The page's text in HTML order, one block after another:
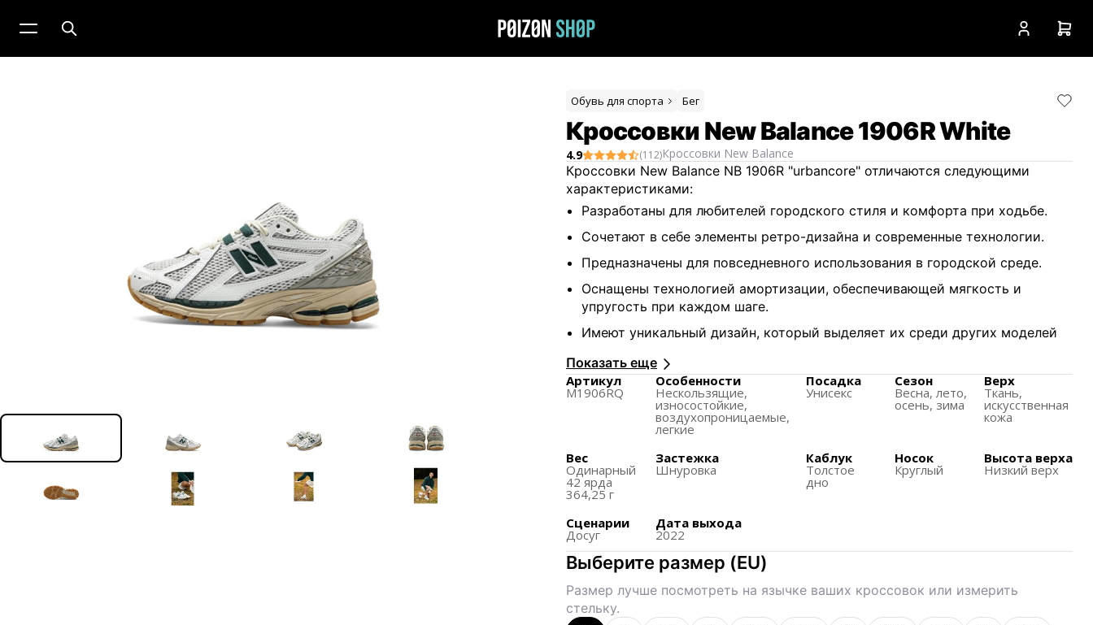
Обувь для спорта Бег
Кроссовки New Balance 1906R White
4.9 (112)Кроссовки New Balance
Кроссовки New Balance NB 1906R "urbancore" отличаются следующими
характеристиками:
Разработаны для любителей городского стиля и комфорта при ходьбе.
Сочетают в себе элементы ретро-дизайна и современные технологии.
Предназначены для повседневного использования в городской среде.
Оснащены технологией амортизации, обеспечивающей мягкость и
упругость при каждом шаге.
Имеют уникальный дизайн, который выделяет их среди других моделей
Подходят как для мужчин, так и для женщин, благодаря универсальному
стилю.
Обладают высокой износостойкостью, что делает их долговечными в
эксплуатации.
Используют материалы высокого качества для верхней части обуви,
обеспечивая комфорт и долговечность.
поверхностью.
Внешний вид сочетает классические линии и современные элементы, что
делает их привлекательными для широкой аудитории.
Ориентированы на людей, предпочитающих активный образ жизни и
ценящих комфорт и стиль.
Показать еще
Артикул
M1906RQ
Особенности
Нескользящиe,
износостойкие,
воздухопроницаемые,
легкие
Посадка
Унисекс
Сезон
Весна, лето,
осень, зима
Верх
Ткань,
искусственная
кожа
Вес
Одинарный
42 ярда
364,25 г
Застежка
Шнуровка
Каблук
Толстое
дно
Носок
Круглый
Высота верха
Низкий верх
Сценарии
Досуг
Дата выхода
2022
Выберите размер (EU)
Размер лучше посмотреть на язычке ваших кроссовок или измерить
стельку.